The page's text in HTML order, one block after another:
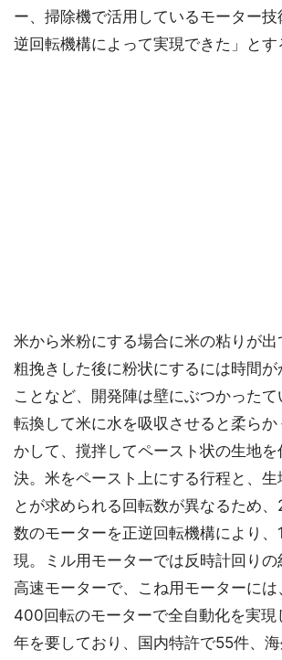
ー、掃除機で活用しているモーター
逆回転機構によって実現できた」とす
米から米粉にする場合に米の粘りが出
粗挽きした後に粉状にするには時間が
ことなど、開発陣は壁にぶつかった
転換して米に水を吸収させると柔らか
かして、撹拌してペースト状の生地
決。米をペースト上にする行程と、
とが求められる回転数が異なるため
数のモーターを正逆回転機構により、
現。ミル用モーターでは反時計回り
高速モーターで、こね用モーターに
400回転のモーターで全自動化を実現
年を要しており、国内特許で55件、